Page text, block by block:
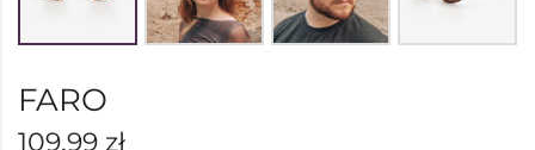
FARO
109,99 zł